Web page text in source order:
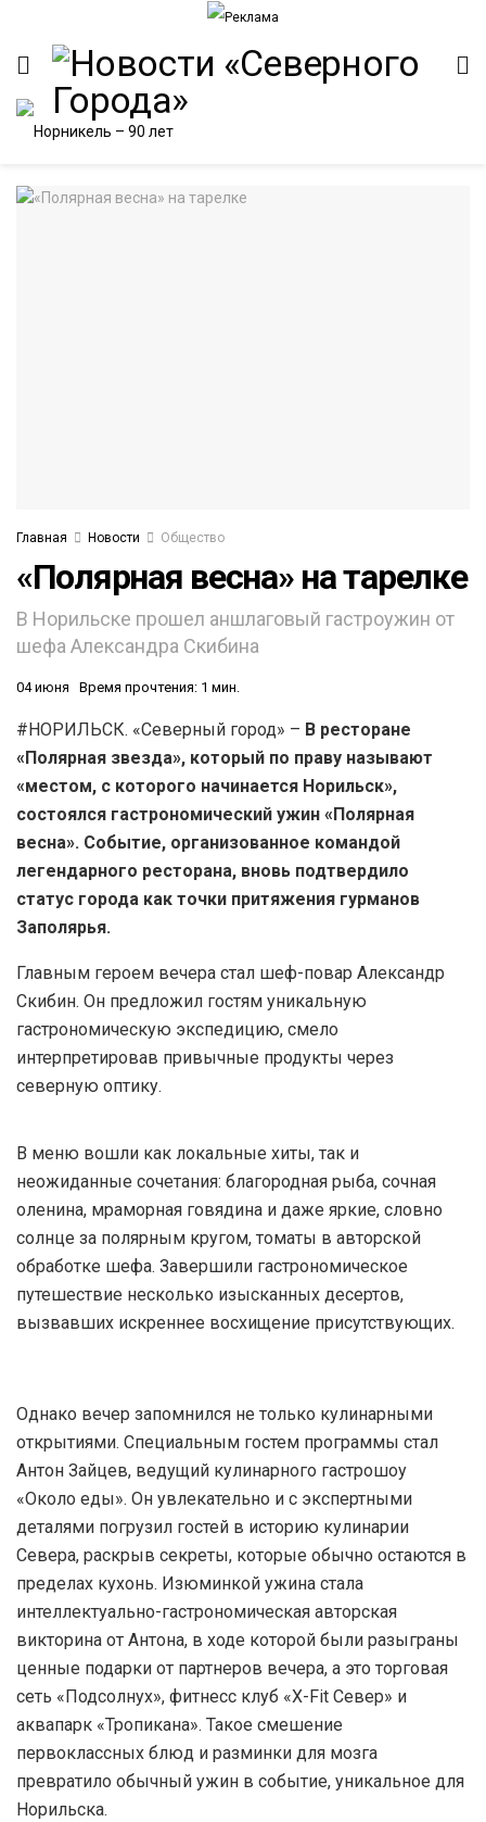
Главная Новости Общество
«Полярная весна» на тарелке
В Норильске прошел аншлаговый гастроужин от
шефа Александра Скибина
04 июня Время прочтения: 1 мин.
#НОРИЛЬСК. «Северный город» – В ресторане
«Полярная звезда», который по праву называют
«местом, с которого начинается Норильск»,
состоялся гастрономический ужин «Полярная
весна». Событие, организованное командой
легендарного ресторана, вновь подтвердило
статус города как точки притяжения гурманов
Заполярья.
Главным героем вечера стал шеф-повар Александр
Скибин. Он предложил гостям уникальную
гастрономическую экспедицию, смело
интерпретировав привычные продукты через
северную оптику.
В меню вошли как локальные хиты, так и
неожиданные сочетания: благородная рыба, сочная
оленина, мраморная говядина и даже яркие, словно
солнце за полярным кругом, томаты в авторской
обработке шефа. Завершили гастрономическое
путешествие несколько изысканных десертов,
вызвавших искреннее восхищение присутствующих.
Однако вечер запомнился не только кулинарными
открытиями. Специальным гостем программы стал
Антон Зайцев, ведущий кулинарного гастрошоу
«Около еды». Он увлекательно и с экспертными
деталями погрузил гостей в историю кулинарии
Севера, раскрыв секреты, которые обычно остаются в
пределах кухонь. Изюминкой ужина стала
интеллектуально-гастрономическая авторская
викторина от Антона, в ходе которой были разыграны
ценные подарки от партнеров вечера, а это торговая
сеть «Подсолнух», фитнесс клуб «X-Fit Север» и
аквапарк «Тропикана». Такое смешение
первоклассных блюд и разминки для мозга
превратило обычный ужин в событие, уникальное для
Норильска.